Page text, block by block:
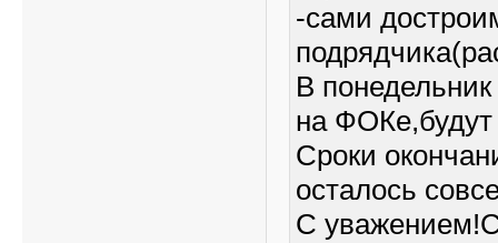
-сами
В
на
Сроки
осталось
С